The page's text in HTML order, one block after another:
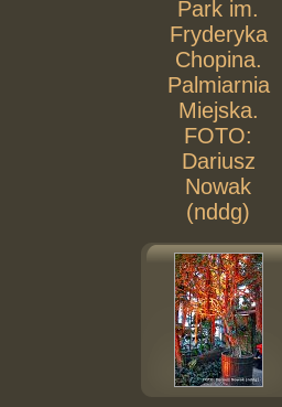
Park im.
Fryderyka
Chopina.
Palmiarnia
Miejska.
FOTO:
Dariusz
Nowak
(nddg)